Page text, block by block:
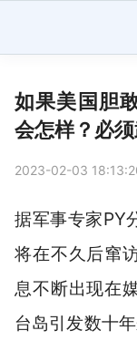
如果美国胆
会怎样？必
2023-02-03
据军事专家PY
将在不久后窜
息不断出现在
台岛引发数十